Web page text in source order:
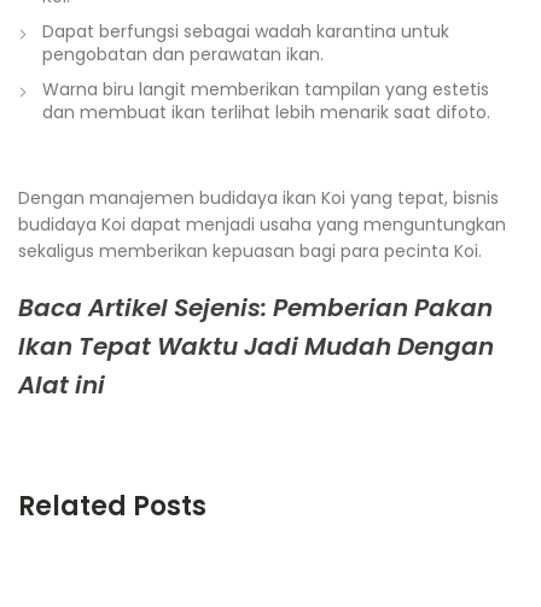
Dapat berfungsi sebagai wadah karantina untuk
pengobatan dan perawatan ikan.
Warna biru langit memberikan tampilan yang estetis
dan membuat ikan terlihat lebih menarik saat difoto.
Dengan manajemen budidaya ikan Koi yang tepat, bisnis
budidaya Koi dapat menjadi usaha yang menguntungkan
sekaligus memberikan kepuasan bagi para pecinta Koi.
Baca Artikel Sejenis: Pemberian Pakan
Ikan Tepat Waktu Jadi Mudah Dengan
Alat ini
Related Posts